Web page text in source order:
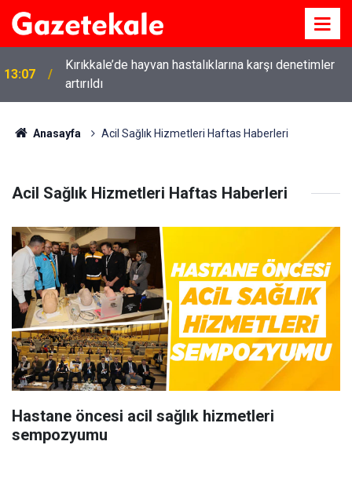
13:07
Kırıkkale’de hayvan hastalıklarına karşı denetimler
artırıldı
Anasayfa Acil Sağlık Hizmetleri Haftas Haberleri
Acil Sağlık Hizmetleri Haftas Haberleri
Hastane öncesi acil sağlık hizmetleri
sempozyumu